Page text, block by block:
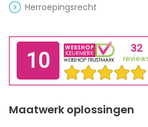
Herroepingsrecht
Maatwerk oplossingen